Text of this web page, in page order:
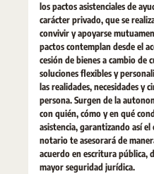
los pactos asistenciales de
carácter privado, que se
convivir y apoyarse
pactos contemplan desde el
cesión de bienes a cambio de
soluciones flexibles y
las realidades, necesidades y
persona. Surgen de la
con quién, cómo y en qué
asistencia, garantizando así
notario te asesorará de
acuerdo en escritura pública,
mayor seguridad jurídica.